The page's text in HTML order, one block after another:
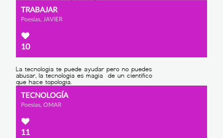
TRABAJAR
Poesías, JAVIER
10
TECNOLOGÍA
Poesías, OMAR
11